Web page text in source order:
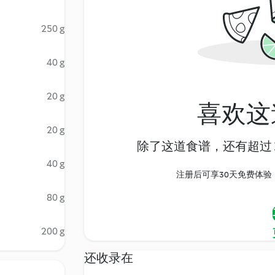
250 g
40 g
20 g
20 g
40 g
80 g
200 g
喜欢
除了这道食谱，还有超
注册后可享30天免费体
还收录在